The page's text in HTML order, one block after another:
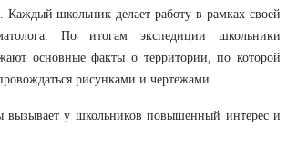
Каждый школьник делает работу в рамках своей
По итогам экспедиции школьники
основные факты о территории, по которой
рисунками и чертежами.
вызывает у школьников повышенный интерес и